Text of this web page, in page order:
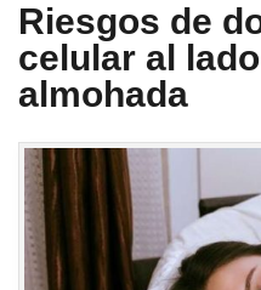
Riesgos de
celular al
almohada